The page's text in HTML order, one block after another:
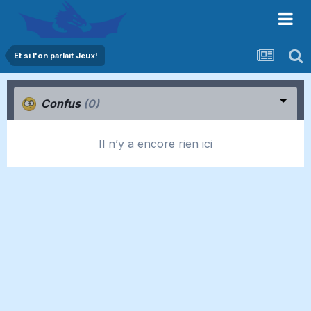
Et si l'on parlait Jeux!
Confus (0)
Il n’y a encore rien ici